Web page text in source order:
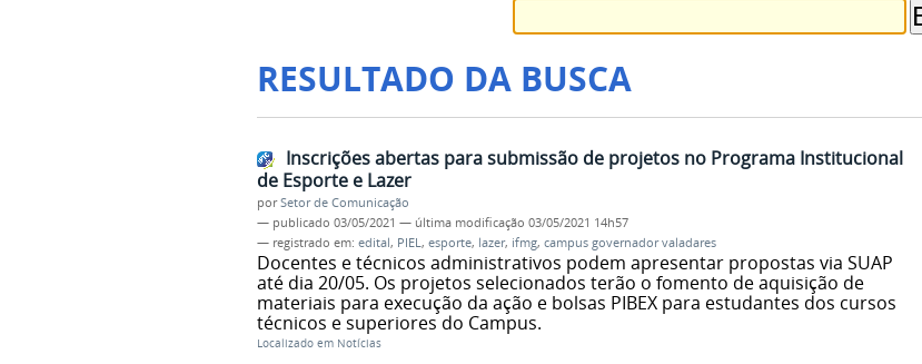
RESULTADO DA BUSCA
Inscrições abertas para submissão de projetos no Programa Institucional
de Esporte e Lazer
porSetor de Comunicação
— publicado 03/05/2021 — última modificação 03/05/2021 14h57
— registrado em: edital, PIEL, esporte, lazer, ifmg, campus governador valadares
Docentes e técnicos administrativos podem apresentar propostas via SUAP
até dia 20/05. Os projetos selecionados terão o fomento de aquisição de
materiais para execução da ação e bolsas PIBEX para estudantes dos cursos
técnicos e superiores do Campus.
Localizado em Notícias